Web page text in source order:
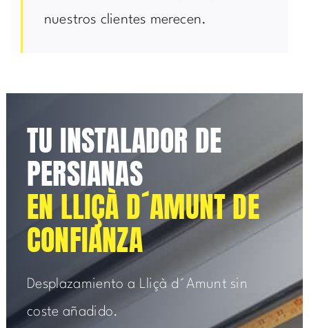
nuestros clientes merecen.
TU INSTALADOR DE
PERSIANAS
EN LLIÇÀ D´AMUNT DE
CONFIANZA
Desplazamiento a Lliçà d´Amunt sin
coste añadido.